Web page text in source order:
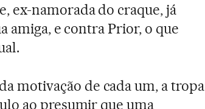
ex-namorada do craque, já
amiga, e contra Prior, o que
motivação de cada um, a tropa
ao presumir que uma